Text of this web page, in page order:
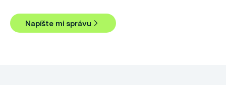
Napíšte mi správu